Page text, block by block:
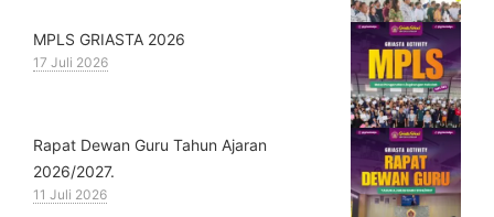
MPLS GRIASTA 2026
17 Juli 2026
Rapat Dewan Guru Tahun Ajaran
2026/2027.
11 Juli 2026